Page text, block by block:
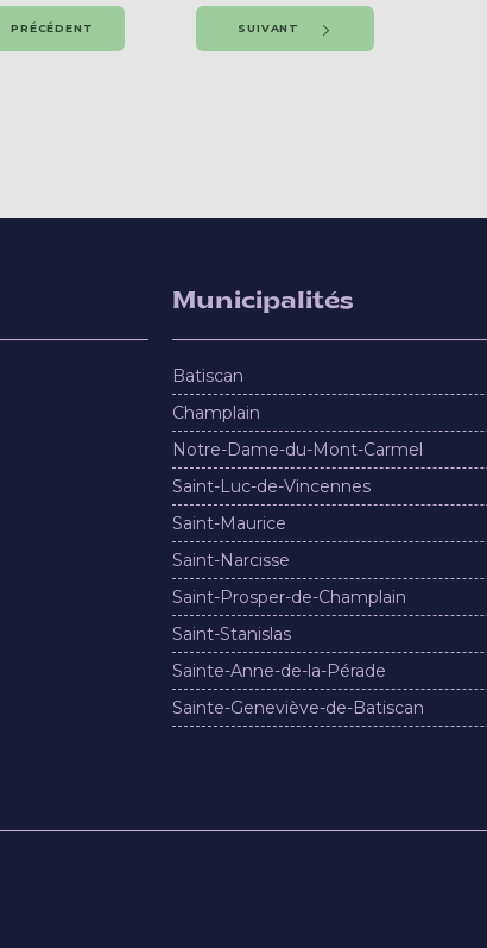
PRÉCÉDENT SUIVANT
Municipalités
Batiscan
Champlain
Notre-Dame-du-Mont-Carmel
Saint-Luc-de-Vincennes
Saint-Maurice
Saint-Narcisse
Saint-Prosper-de-Champlain
Saint-Stanislas
Sainte-Anne-de-la-Pérade
Sainte-Geneviève-de-Batiscan